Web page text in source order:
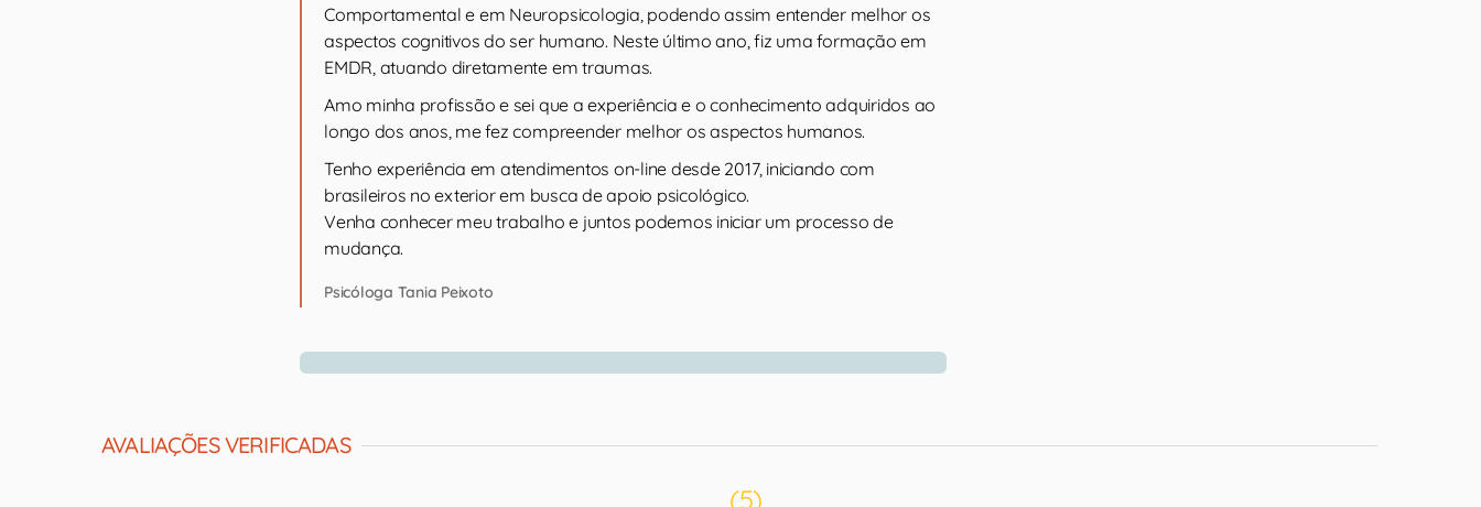
Comportamental e em Neuropsicologia, podendo assim entender melhor os
aspectos cognitivos do ser humano. Neste último ano, fiz uma formação em
EMDR, atuando diretamente em traumas.
Amo minha profissão e sei que a experiência e o conhecimento adquiridos ao
longo dos anos, me fez compreender melhor os aspectos humanos.
Tenho experiência em atendimentos on-line desde 2017, iniciando com
brasileiros no exterior em busca de apoio psicológico.
Venha conhecer meu trabalho e juntos podemos iniciar um processo de
mudança.
Psicóloga Tania Peixoto
AVALIAÇÕES VERIFICADAS
(5)